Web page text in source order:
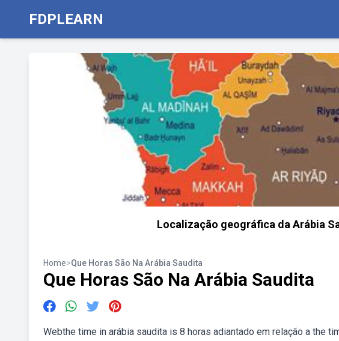
FDPLEARN
Localização geográfica da Arábia
Home>Que Horas São Na Arábia Saudita
Que Horas São Na Arábia Saudita
Webthe time in arábia saudita is 8 horas adiantado em relação a the